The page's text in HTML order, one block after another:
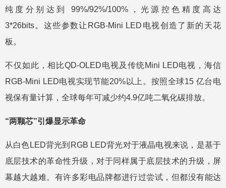
纯度分别达到 99%/92%/100%，光源控色精度高达
3*26bits。这些参数让RGB-Mini LED电视创造了新的天花
板。
不仅如此，相比QD-OLED电视及传统Mini LED电视，海信
RGB-Mini LED电视实现节能20%以上。按照全球15 亿台电
视保有量计算，全球每年可减少约4.9亿吨二氧化碳排放。
“两颗芯”引爆显示革命
从白色LED背光到RGB LED背光对于液晶电视来说，是基于
底层技术的革命性升级，对于同样属于底层技术的升级，屏
幕越大越难。有许多彩电品牌都进行过尝试，但都没有能达